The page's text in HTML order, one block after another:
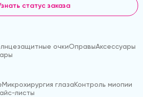
статус заказа
очкиОправыАксессуары
Микрохирургия глазаКонтроль миопии
листы